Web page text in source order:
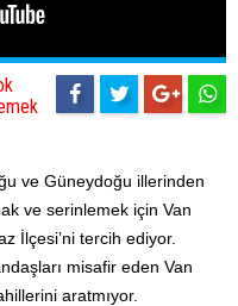
ve Güneydoğu illerinden
ve serinlemek için Van
İlçesi’ni tercih ediyor.
misafir eden Van
aratmıyor.